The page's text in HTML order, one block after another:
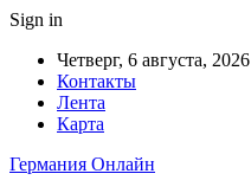
Sign in
Четверг, 6 августа, 2026
Контакты
Лента
Карта
Германия Онлайн